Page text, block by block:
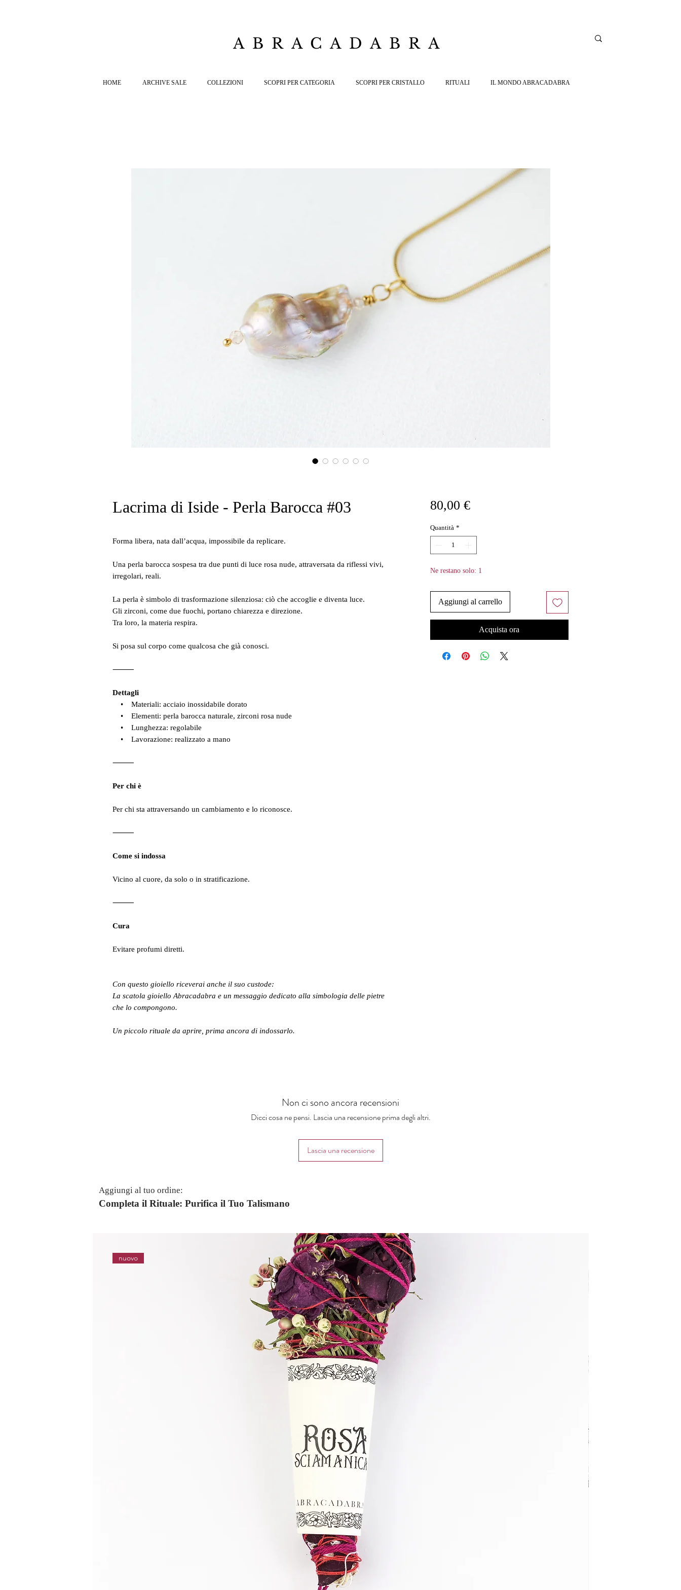
ABRACADABRA
HOME ARCHIVE SALE COLLEZIONI SCOPRI PER CATEGORIA SCOPRI PER CRISTALLO RITUALI IL MONDO ABRACADABRA
Lacrima di Iside - Perla Barocca #03
Forma libera, nata dall’acqua, impossibile da replicare.
Una perla barocca sospesa tra due punti di luce rosa nude, attraversata da riflessi vivi,
irregolari, reali.
La perla è simbolo di trasformazione silenziosa: ciò che accoglie e diventa luce.
Gli zirconi, come due fuochi, portano chiarezza e direzione.
Tra loro, la materia respira.
Si posa sul corpo come qualcosa che già conosci.
⸻
Dettagli
• Materiali: acciaio inossidabile dorato
• Elementi: perla barocca naturale, zirconi rosa nude
• Lunghezza: regolabile
• Lavorazione: realizzato a mano
⸻
Per chi è
Per chi sta attraversando un cambiamento e lo riconosce.
⸻
Come si indossa
Vicino al cuore, da solo o in stratificazione.
⸻
Cura
Evitare profumi diretti.
Con questo gioiello riceverai anche il suo custode:
La scatola gioiello Abracadabra e un messaggio dedicato alla simbologia delle pietre
che lo compongono.
Un piccolo rituale da aprire, prima ancora di indossarlo.
80,00 €Prezzo
Quantità *
Ne restano solo: 1
Aggiungi al carrello
Acquista ora
Non ci sono ancora recensioni
Dicci cosa ne pensi. Lascia una recensione prima degli altri.
Lascia una recensione
Aggiungi al tuo ordine:
Completa il Rituale: Purifica il Tuo Talismano
nuovo